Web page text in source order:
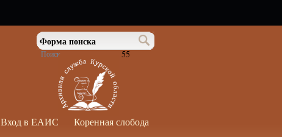
Форма поиска
55
Вход в ЕАИС
Коренная слобода